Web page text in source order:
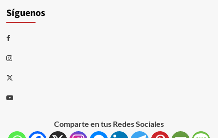
Síguenos
Comparte en tus Redes Sociales